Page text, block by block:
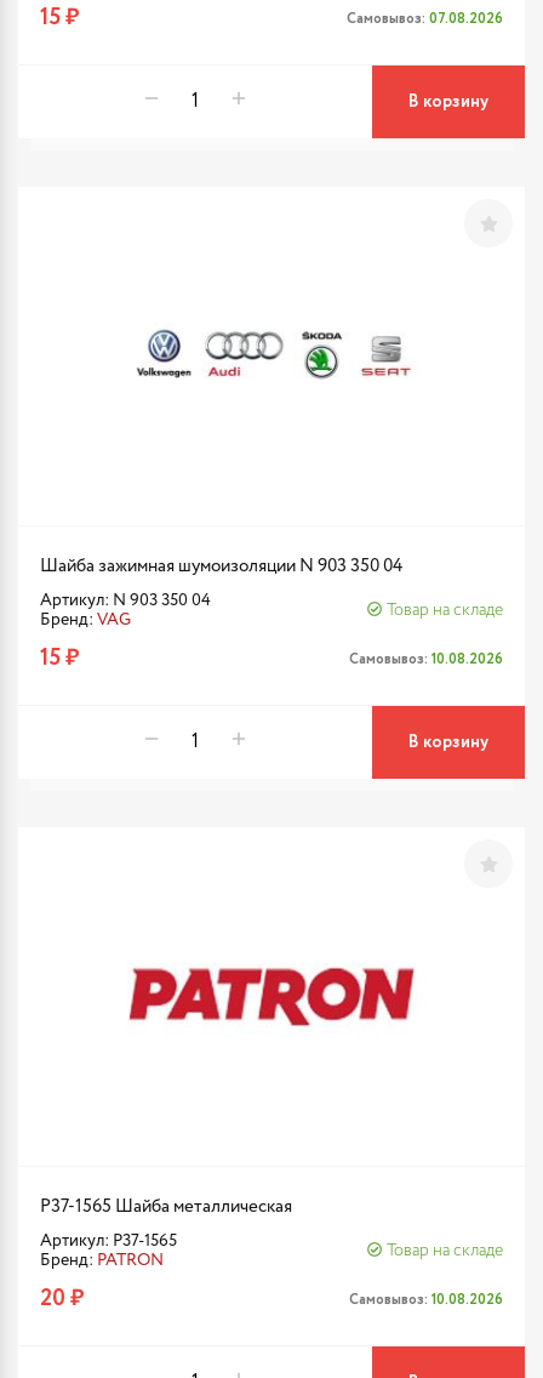
15 ₽ Самовывоз: 07.08.2026
В корзину
Шайба зажимная шумоизоляции N 903 350 04
Артикул: N 903 350 04
Бренд: VAG
Товар на складе
15 ₽ Самовывоз: 10.08.2026
В корзину
P37-1565 Шайба металлическая
Артикул: P37-1565
Бренд: PATRON
Товар на складе
20 ₽ Самовывоз: 10.08.2026